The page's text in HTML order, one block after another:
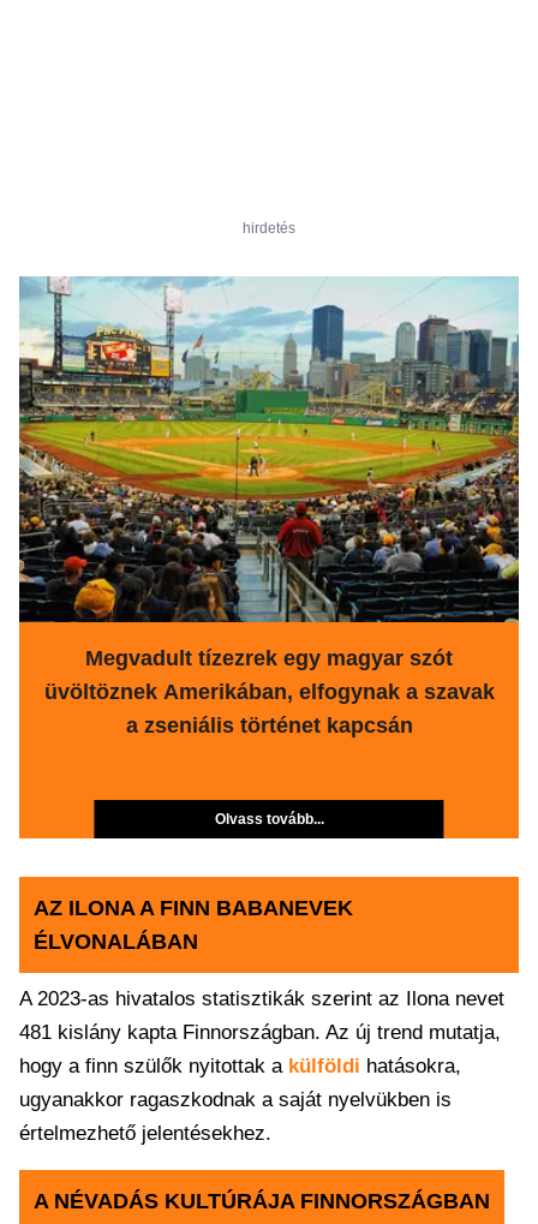
hirdetés
Megvadult tízezrek egy magyar szót
üvöltöznek Amerikában, elfogynak a szavak
a zseniális történet kapcsán
Olvass tovább...
AZ ILONA A FINN BABANEVEK
ÉLVONALÁBAN
A 2023-as hivatalos statisztikák szerint az Ilona nevet
481 kislány kapta Finnországban. Az új trend mutatja,
hogy a finn szülők nyitottak a külföldi hatásokra,
ugyanakkor ragaszkodnak a saját nyelvükben is
értelmezhető jelentésekhez.
A NÉVADÁS KULTÚRÁJA FINNORSZÁGBAN